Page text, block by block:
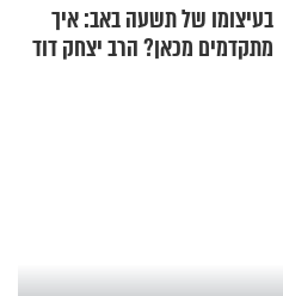
בעיצומו של תשעה באב: איך
מתקדמים מכאן? הרב יצחק דוד